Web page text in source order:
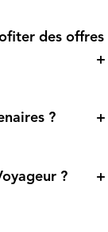
des offres
+
? +
? +